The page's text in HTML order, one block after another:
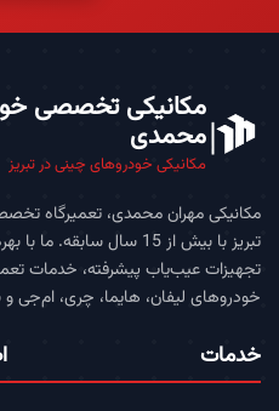
مکانیکی تخصصی
محمدی
مکانیکی خودروهای چینی در تبریز
مکانیکی مهران محمدی، تعمیرگاه
تبریز با بیش از 15 سال
تجهیزات عیب‌یاب پیشرفته، خدمات
خودروهای لیفان، هایما، چری، ام‌جی
خدمات